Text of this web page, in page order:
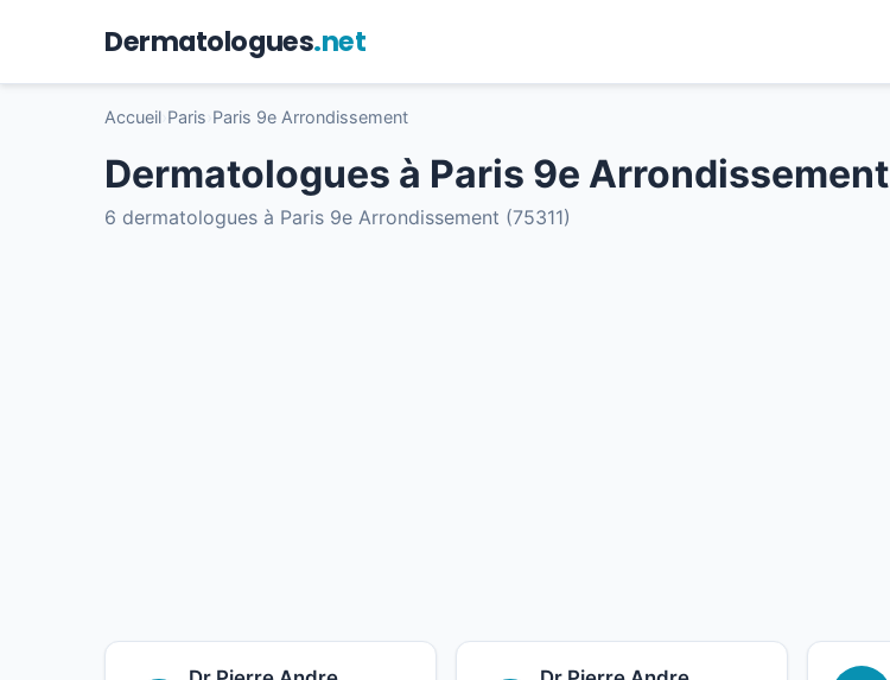
Dermatologues.net
Accueil Paris Paris 9e Arrondissement
Dermatologues à Paris 9e Arrondissement
6 dermatologues à Paris 9e Arrondissement (75311)